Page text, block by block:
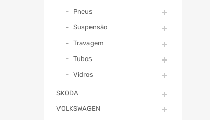
Pneus
Suspensão
Travagem
Tubos
Vidros
SKODA
VOLKSWAGEN